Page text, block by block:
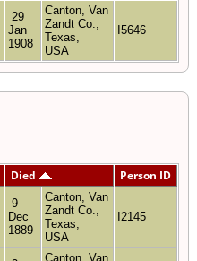
29
Jan
1908
Canton, Van
Zandt Co.,
Texas,
USA
I5646
Died Person ID
9
Dec
1889
Canton, Van
Zandt Co.,
Texas,
USA
I2145
Canton, Van